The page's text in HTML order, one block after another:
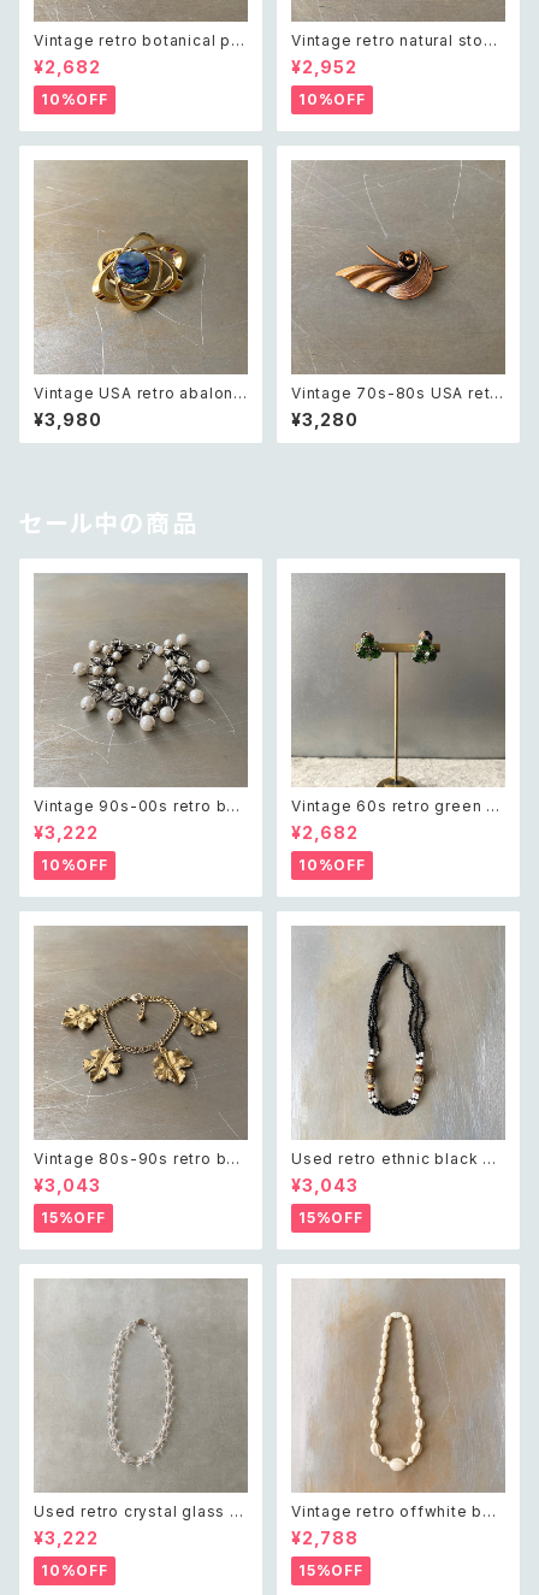
Vintage retro botanical pe
arl×bijou brooch レトロ ヴィ
ンテージ アクセサリー ボタニカ
ル パール×ビジュー ドレープ チ
ェーン ブローチ
¥2,682
10%OFF
Vintage retro natural stone
classical brooch レトロ ヴィ
ンテージ アクセサリー 天然石
クラシカル ブローチ
¥2,952
10%OFF
Vintage USA retro abalone
shell cosmic design brooc
h レトロ アメリカ ヴィンテージ
アクセサリー 天然石 アバロンシ
¥3,980
Vintage 70s-80s USA retr
o copper botanical flower
design brooch レトロ アメリ
カ ヴィンテージ アクセサリー 銅
¥3,280
セール中の商品
Vintage 90s-00s retro bot
anical crystal bijou×pearl
bracelet レトロ ヴィンテージ
アクセサリー ボタニカル クリス
タル ビジュー×パール ブレスレ
ット
¥3,222
10%OFF
Vintage 60s retro green bi
jou earring レトロ ヴィンテー
ジ アクセサリー グリーン ビジュ
ー イヤリング
¥2,682
10%OFF
Vintage 80s-90s retro bot
anical leaf charm bracelet
レトロ ヴィンテージ アクセサリ
ー ゴールド ボタニカル リーフ
チャーム ブレスレット
¥3,043
15%OFF
Used retro ethnic black be
ads necklace レトロ ユーズ
ド アクセサリー エスニック ブラ
ック ビーズ ネックレス
¥3,043
15%OFF
Used retro crystal glass b
eads necklace レトロ ユーズ
ド アクセサリー クリスタル ガラ
ス ビーズ ネックレス
¥3,222
10%OFF
Vintage retro offwhite bea
ds necklace レトロ ヴィンテ
ージ アクセサリー オフホワイト
ビーズ ネックレス
¥2,788
15%OFF